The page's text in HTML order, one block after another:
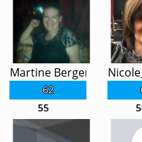
62
Martine Berger
55